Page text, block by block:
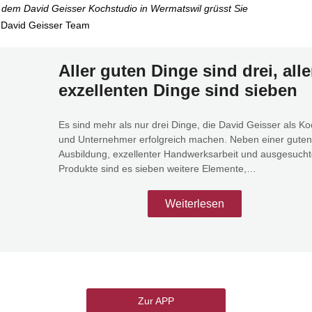
David Geisser Kochstudio in Wermatswil grüsst Sie
Geisser Team
Aller guten Dinge sind drei,
exzellenten Dinge sind sieben
Es sind mehr als nur drei Dinge, die David Geisser als
und Unternehmer erfolgreich machen. Neben einer guten
Ausbildung, exzellenter Handwerksarbeit und
Produkte sind es sieben weitere Elemente,…
Weiterlesen
Zur APP